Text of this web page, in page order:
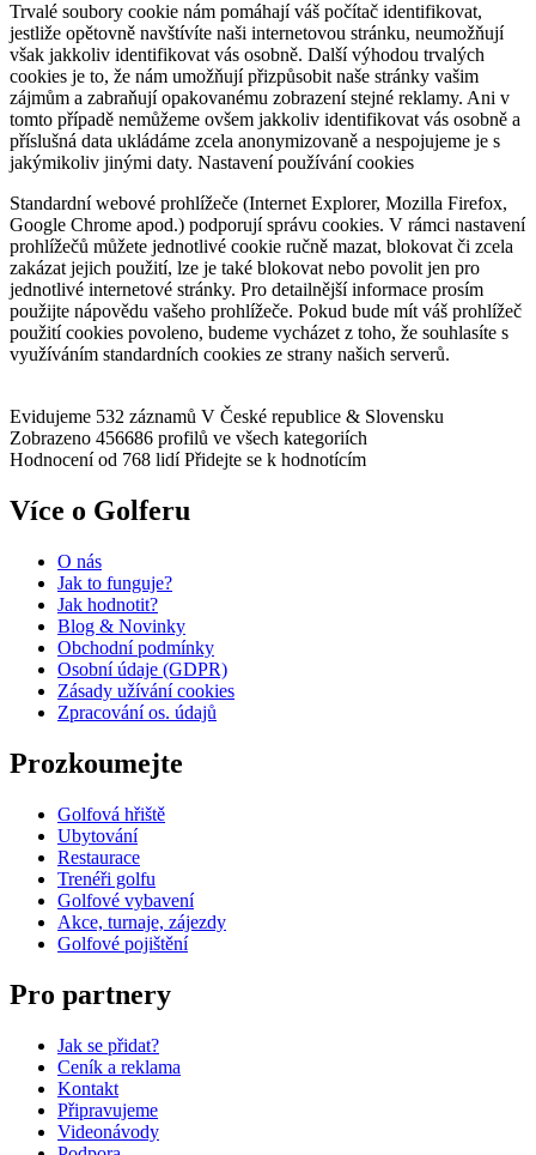
Trvalé soubory cookie nám pomáhají váš počítač identifikovat,
jestliže opětovně navštívíte naši internetovou stránku, neumožňují
však jakkoliv identifikovat vás osobně. Další výhodou trvalých
cookies je to, že nám umožňují přizpůsobit naše stránky vašim
zájmům a zabraňují opakovanému zobrazení stejné reklamy. Ani v
tomto případě nemůžeme ovšem jakkoliv identifikovat vás osobně a
příslušná data ukládáme zcela anonymizovaně a nespojujeme je s
jakýmikoliv jinými daty. Nastavení používání cookies
Standardní webové prohlížeče (Internet Explorer, Mozilla Firefox,
Google Chrome apod.) podporují správu cookies. V rámci nastavení
prohlížečů můžete jednotlivé cookie ručně mazat, blokovat či zcela
zakázat jejich použití, lze je také blokovat nebo povolit jen pro
jednotlivé internetové stránky. Pro detailnější informace prosím
použijte nápovědu vašeho prohlížeče. Pokud bude mít váš prohlížeč
použití cookies povoleno, budeme vycházet z toho, že souhlasíte s
využíváním standardních cookies ze strany našich serverů.
Evidujeme 532 záznamů V České republice & Slovensku
Zobrazeno 456686 profilů ve všech kategoriích
Hodnocení od 768 lidí Přidejte se k hodnotícím
Více o Golferu
O nás
Jak to funguje?
Jak hodnotit?
Blog & Novinky
Obchodní podmínky
Osobní údaje (GDPR)
Zásady užívání cookies
Zpracování os. údajů​
Prozkoumejte
Golfová hřiště
Ubytování
Restaurace
Trenéři golfu
Golfové vybavení
Akce, turnaje, zájezdy
Golfové pojištění
Pro partnery
Jak se přidat?
Ceník a reklama
Kontakt
Připravujeme
Videonávody